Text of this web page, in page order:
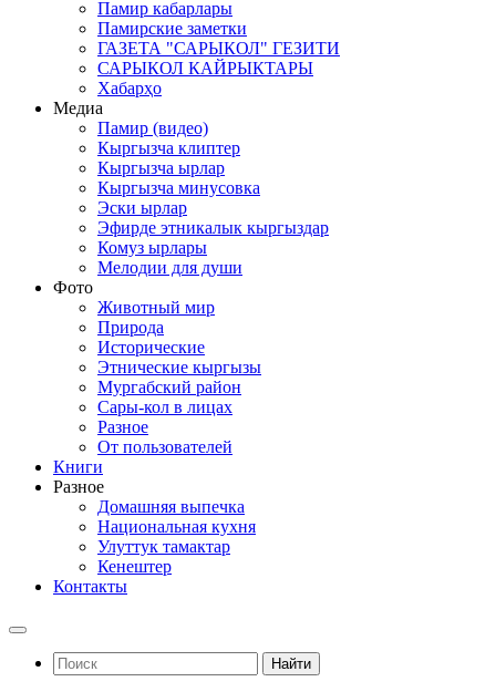
Памир кабарлары
Памирские заметки
ГАЗЕТА "САРЫКОЛ" ГЕЗИТИ
САРЫКОЛ КАЙРЫКТАРЫ
Хабарҳо
Медиа
Памир (видео)
Кыргызча клиптер
Кыргызча ырлар
Кыргызча минусовка
Эски ырлар
Эфирде этникалык кыргыздар
Комуз ырлары
Мелодии для души
Фото
Животный мир
Природа
Исторические
Этнические кыргызы
Мургабский район
Сары-кол в лицах
Разное
От пользователей
Книги
Разное
Домашняя выпечка
Национальная кухня
Улуттук тамактар
Кенештер
Контакты
Найти